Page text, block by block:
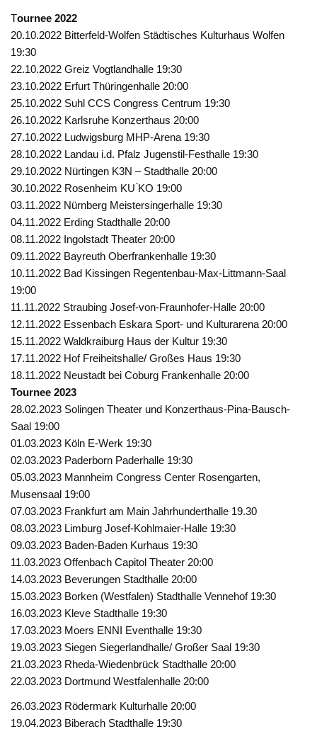
Tournee 2022
20.10.2022 Bitterfeld-Wolfen Städtisches Kulturhaus Wolfen
19:30
22.10.2022 Greiz Vogtlandhalle 19:30
23.10.2022 Erfurt Thüringenhalle 20:00
25.10.2022 Suhl CCS Congress Centrum 19:30
26.10.2022 Karlsruhe Konzerthaus 20:00
27.10.2022 Ludwigsburg MHP-Arena 19:30
28.10.2022 Landau i.d. Pfalz Jugenstil-Festhalle 19:30
29.10.2022 Nürtingen K3N – Stadthalle 20:00
30.10.2022 Rosenheim KU ́KO 19:00
03.11.2022 Nürnberg Meistersingerhalle 19:30
04.11.2022 Erding Stadthalle 20:00
08.11.2022 Ingolstadt Theater 20:00
09.11.2022 Bayreuth Oberfrankenhalle 19:30
10.11.2022 Bad Kissingen Regentenbau-Max-Littmann-Saal
19:00
11.11.2022 Straubing Josef-von-Fraunhofer-Halle 20:00
12.11.2022 Essenbach Eskara Sport- und Kulturarena 20:00
15.11.2022 Waldkraiburg Haus der Kultur 19:30
17.11.2022 Hof Freiheitshalle/ Großes Haus 19:30
18.11.2022 Neustadt bei Coburg Frankenhalle 20:00
Tournee 2023
28.02.2023 Solingen Theater und Konzerthaus-Pina-Bausch-
Saal 19:00
01.03.2023 Köln E-Werk 19:30
02.03.2023 Paderborn Paderhalle 19:30
05.03.2023 Mannheim Congress Center Rosengarten,
Musensaal 19:00
07.03.2023 Frankfurt am Main Jahrhunderthalle 19.30
08.03.2023 Limburg Josef-Kohlmaier-Halle 19:30
09.03.2023 Baden-Baden Kurhaus 19:30
11.03.2023 Offenbach Capitol Theater 20:00
14.03.2023 Beverungen Stadthalle 20:00
15.03.2023 Borken (Westfalen) Stadthalle Vennehof 19:30
16.03.2023 Kleve Stadthalle 19:30
17.03.2023 Moers ENNI Eventhalle 19:30
19.03.2023 Siegen Siegerlandhalle/ Großer Saal 19:30
21.03.2023 Rheda-Wiedenbrück Stadthalle 20:00
22.03.2023 Dortmund Westfalenhalle 20:00
26.03.2023 Rödermark Kulturhalle 20:00
19.04.2023 Biberach Stadthalle 19:30